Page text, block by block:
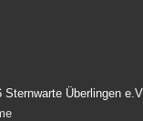
Sternwarte Überlingen